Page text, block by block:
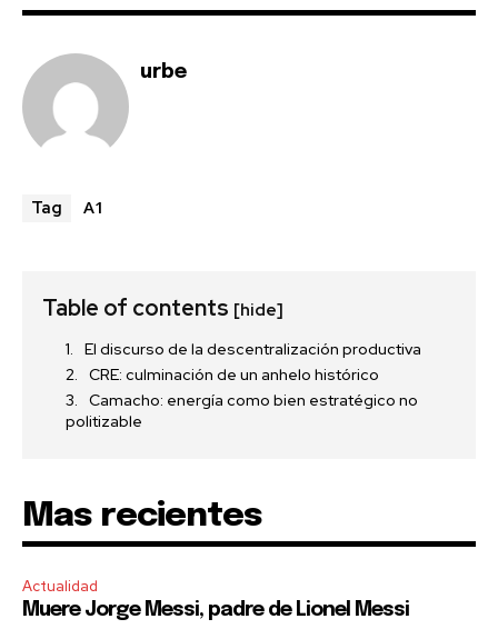
urbe
Tag A1
Table of contents [hide]
El discurso de la descentralización productiva
CRE: culminación de un anhelo histórico
Camacho: energía como bien estratégico no
politizable
Mas recientes
Actualidad
Muere Jorge Messi, padre de Lionel Messi